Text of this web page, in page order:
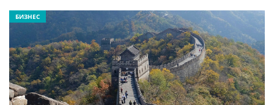
БИЗНЕС